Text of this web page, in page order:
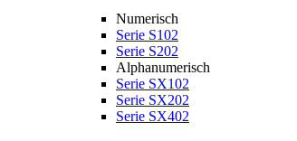
Numerisch
Serie S102
Serie S202
Alphanumerisch
Serie SX102
Serie SX202
Serie SX402